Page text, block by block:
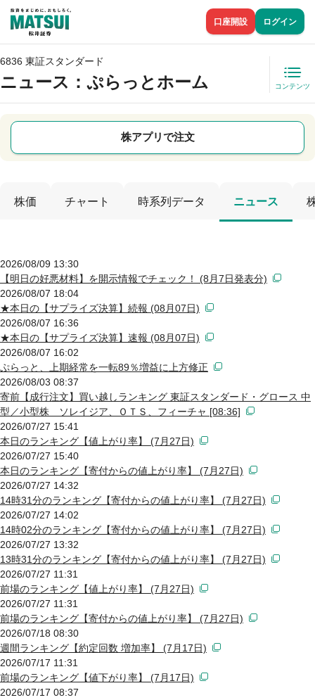
口座開設 ログイン
6836 東証スタンダード
ニュース ：ぷらっとホーム コンテンツ
株アプリで注文
株価 チャート 時系列データ ニュース
2026/08/09 13:30
【明日の好悪材料】を開示情報でチェック！ (8月7日発表分)
2026/08/07 18:04
★本日の【サプライズ決算】続報 (08月07日)
2026/08/07 16:36
★本日の【サプライズ決算】速報 (08月07日)
2026/08/07 16:02
ぷらっと、上期経常を一転89％増益に上方修正
2026/08/03 08:37
寄前【成行注文】買い越しランキング 東証スタンダード・グロース 中
型／小型株 ソレイジア、ＯＴＳ、フィーチャ [08:36]
2026/07/27 15:41
本日のランキング【値上がり率】 (7月27日)
2026/07/27 15:40
本日のランキング【寄付からの値上がり率】 (7月27日)
2026/07/27 14:32
14時31分のランキング【寄付からの値上がり率】 (7月27日)
2026/07/27 14:02
14時02分のランキング【寄付からの値上がり率】 (7月27日)
2026/07/27 13:32
13時31分のランキング【寄付からの値上がり率】 (7月27日)
2026/07/27 11:31
前場のランキング【値上がり率】 (7月27日)
2026/07/27 11:31
前場のランキング【寄付からの値上がり率】 (7月27日)
2026/07/18 08:30
週間ランキング【約定回数 増加率】 (7月17日)
2026/07/17 11:31
前場のランキング【値下がり率】 (7月17日)
2026/07/17 08:37